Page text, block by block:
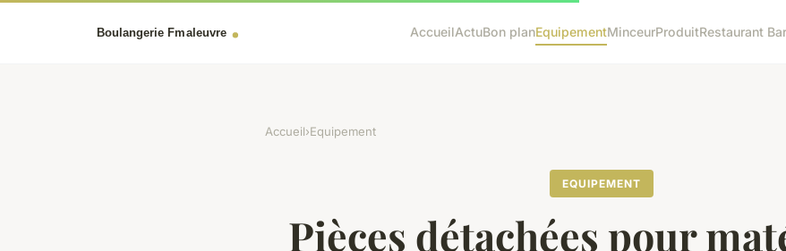
AccueilActuBon planEquipementMinceurProduitRestaurant Bar
Accueil›Equipement
EQUIPEMENT
Pièces détachées pour